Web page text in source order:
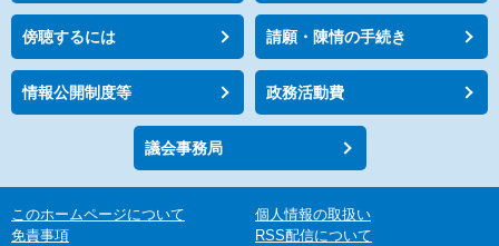
傍聴するには 請願・陳情の手続き
情報公開制度等 政務活動費
議会事務局
このホームページについて
個人情報の取扱い
免責事項
RSS配信について